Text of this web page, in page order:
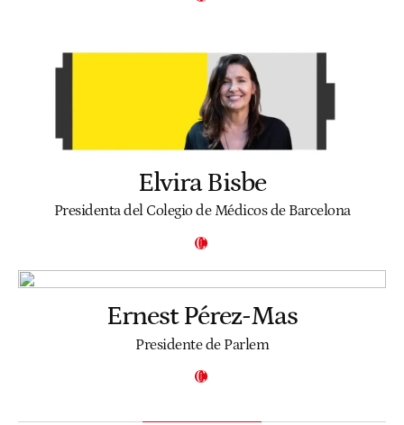
Elvira Bisbe
Presidenta del Colegio de Médicos de Barcelona
Ernest Pérez-Mas
Presidente de Parlem